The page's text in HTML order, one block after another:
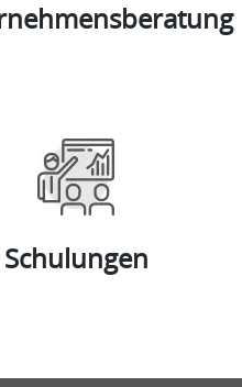
Schulungen